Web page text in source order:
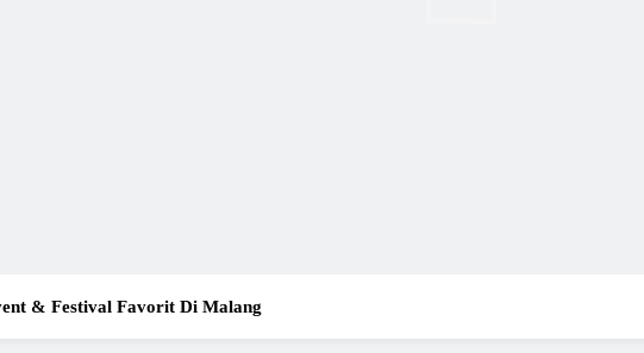
& Festival Favorit Di Malang